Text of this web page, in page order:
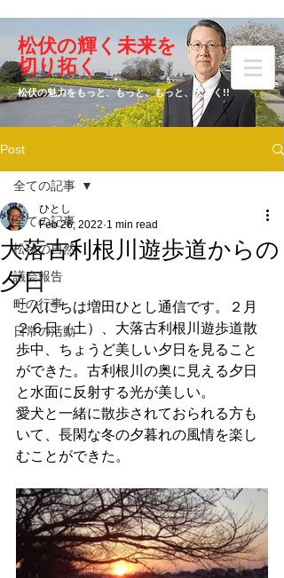
​増田 ひとし
​松伏の輝く未来を
切り拓く
松伏の魅力をもっと、もっと、もっと、大きく!!
元松伏町議会議員
Post
全ての記事
松伏の自然
議会報告
町の行事
日常の活動
全ての記事
大落古利根川遊歩道からの
夕日
ひとし
Feb 26, 2022 1 min read
こんにちは増田ひとし通信です。２月
２６日（土）、大落古利根川遊歩道散
歩中、ちょうど美しい夕日を見ること
ができた。古利根川の奥に見える夕日
と水面に反射する光が美しい。
愛犬と一緒に散歩されておられる方も
いて、長閑な冬の夕暮れの風情を楽し
むことができた。